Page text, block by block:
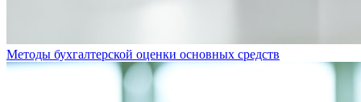
Методы бухгалтерской оценки основных средств